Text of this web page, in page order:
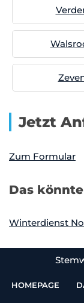
Jetzt
Zum Formular
Das
Winterdienst
HOMEPAGE